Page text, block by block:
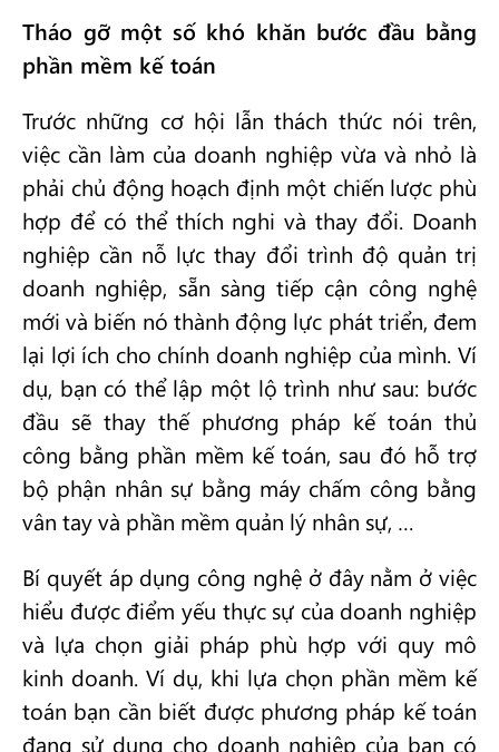
Tháo gỡ một số khó khăn bước đầu bằng
phần mềm kế toán
Trước những cơ hội lẫn thách thức nói trên,
việc cần làm của doanh nghiệp vừa và nhỏ là
phải chủ động hoạch định một chiến lược phù
hợp để có thể thích nghi và thay đổi. Doanh
nghiệp cần nỗ lực thay đổi trình độ quản trị
doanh nghiệp, sẵn sàng tiếp cận công nghệ
mới và biến nó thành động lực phát triển, đem
lại lợi ích cho chính doanh nghiệp của mình. Ví
dụ, bạn có thể lập một lộ trình như sau: bước
đầu sẽ thay thế phương pháp kế toán thủ
công bằng phần mềm kế toán, sau đó hỗ trợ
bộ phận nhân sự bằng máy chấm công bằng
vân tay và phần mềm quản lý nhân sự, …
Bí quyết áp dụng công nghệ ở đây nằm ở việc
hiểu được điểm yếu thực sự của doanh nghiệp
và lựa chọn giải pháp phù hợp với quy mô
kinh doanh. Ví dụ, khi lựa chọn phần mềm kế
toán bạn cần biết được phương pháp kế toán
đang sử dụng cho doanh nghiệp của bạn có